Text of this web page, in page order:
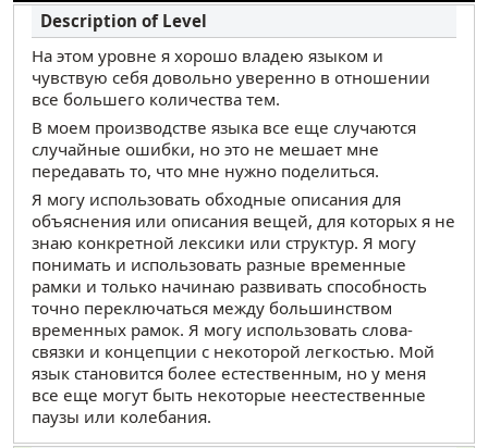
На этом уровне я хорошо владею языком и
чувствую себя довольно уверенно в отношении
все большего количества тем.
В моем производстве языка все еще случаются
случайные ошибки, но это не мешает мне
передавать то, что мне нужно поделиться.
Я могу использовать обходные описания для
объяснения или описания вещей, для которых я не
знаю конкретной лексики или структур. Я могу
понимать и использовать разные временные
рамки и только начинаю развивать способность
точно переключаться между большинством
временных рамок. Я могу использовать слова-
связки и концепции с некоторой легкостью. Мой
язык становится более естественным, но у меня
все еще могут быть некоторые неестественные
паузы или колебания.